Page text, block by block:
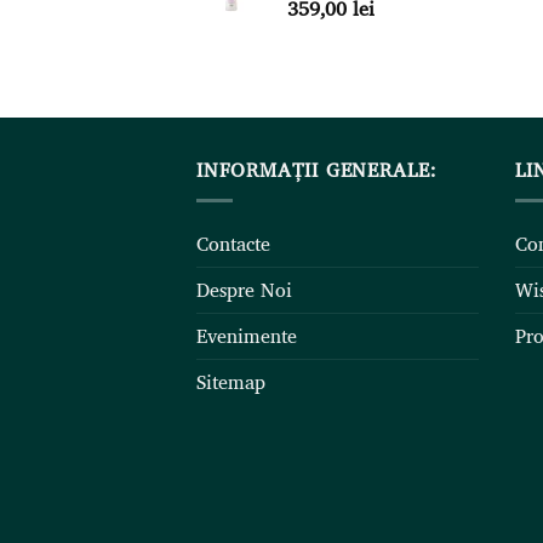
359,00lei
INFORMAȚII GENERALE:
Contacte
Despre Noi
Evenimente
Sitemap